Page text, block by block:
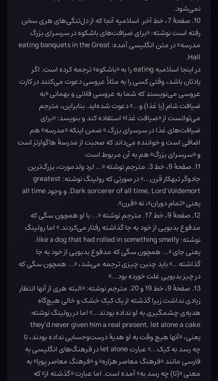
نمی‌شود.
10. صفحۀ 7، خط آخر. اسلامیه آنجا که از دل‌تنگی‌های هری سخن
رفته است نوشته: «برای ضیافت‌های باشکوه در سرسرای بزرگ
مدرسه» در متن انگلیسی آمده: eating banquets in the Great
Hall.
در اینجا اسلامیه eating را به «باشکوه» ترجمه کرده است. اگر
یادتان باشد، وقتی کسی را به مثلاً عروسی دعوت می‌کنند در کارت
عروسی می‌نویسند که شما به عروسی فلانی و بهمانی «به
ضیافت شام (یا غذا) و…» دعوت شده‌اید. بنابراین، مترجم
می‌توانست از «ضیافت غذا» استفاده کند و بنویسد: «برای
ضیافت‌های غذا در سرسرای بزرگ.» ضمن اینکه «مدرسه» هم
اضافی است و خواننده می‌داند که صحبت از مدرسۀ هاگوارتز است
و «سرسرای بزرگ» هم به آن مربوط است.
11. صفحۀ 9، خط 3. مترجم نوشته «… لرد ولدمورت، بزرگ‌ترین
جادوگر تبهکار قرن…» در صورتی که رولینگ نوشته: greatest
Dark sorcerer of all time, Lord Voldemort. و وجود all time
یعنی «تمام دوران»، نه «قرن».
12. صفحۀ 9، خط 17. مترجم نوشته «… با او همچون سگی که
مدفوع بدبویی از خود به جا گذاشته رفتار می‌کردند.» اما رولینگ
نوشته: like a dog that had rolled in something smelly.
یعنی جای «… همچون سگی که مدفوع بدبویی از خود به جا
گذاشته…» باید چنین چیزی ترجمه می‌شد، «… همچون سگی که
در چیز بدبویی غلت خورده بود…»
13. صفحۀ 9، خط 19 و 20. مترجم نوشته: «البته هری از آنها انتظار
زیادی نداشت زیرا گذشته از یک کیک خشک و خالی هیچ‌گاه
هدیه‌ی چشمگیری به او نداده بودند…» اما در رولینگ نوشته:
they’d never given him a real present, let alone a cake
یعنی، «آنها هیچ وقت به او هدیۀ درست‌وحسابی نداده بودند، تا
چه رسد به کیک…» عبارت let alone در فرهنگ‌های انگلیسی به
فارسی مانند «فرهنگ معاصر هزاره» و «فرهنگ معاصر پویا» به
معنی «(تا) چه رسد به» آمده است. اما عبارت «گذشته از» که